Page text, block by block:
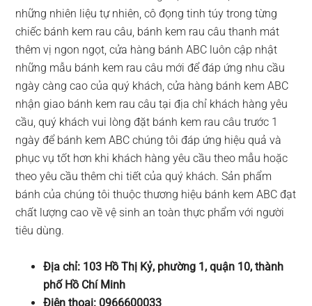
những nhiên liệu tự nhiên, cô đọng tinh túy trong từng
chiếc bánh kem rau câu, bánh kem rau câu thanh mát
thêm vị ngon ngọt, cửa hàng bánh ABC luôn cập nhật
những mẫu bánh kem rau câu mới để đáp ứng nhu cầu
ngày càng cao của quý khách, cửa hàng bánh kem ABC
nhận giao bánh kem rau câu tại địa chỉ khách hàng yêu
cầu, quý khách vui lòng đặt bánh kem rau câu trước 1
ngày để bánh kem ABC chúng tôi đáp ứng hiệu quả và
phục vụ tốt hơn khi khách hàng yêu cầu theo mẫu hoặc
theo yêu cầu thêm chi tiết của quý khách. Sản phẩm
bánh của chúng tôi thuộc thương hiệu bánh kem ABC đạt
chất lượng cao về vệ sinh an toàn thực phẩm với người
tiêu dùng.
Địa chỉ: 103 Hồ Thị Kỷ, phường 1, quận 10, thành
phố Hồ Chí Minh
Điện thoại: 0966600033